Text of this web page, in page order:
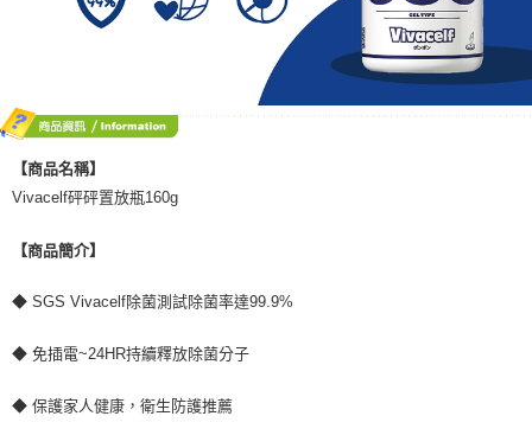
【商品名稱】
Vivacelf砰砰置放瓶160g
【商品簡介】
◆ SGS Vivacelf除菌測試除菌率達99.9%
◆ 免插電~24HR持續釋放除菌分子
◆ 保護家人健康，衛生防護推薦